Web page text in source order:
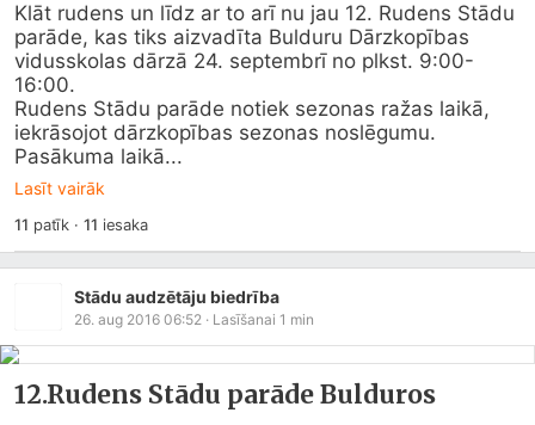
Klāt rudens un līdz ar to arī nu jau 12. Rudens Stādu
parāde, kas tiks aizvadīta Bulduru Dārzkopības
vidusskolas dārzā 24. septembrī no plkst. 9:00-
16:00.
Rudens Stādu parāde notiek sezonas ražas laikā,
iekrāsojot dārzkopības sezonas noslēgumu.
Pasākuma laikā...
Lasīt vairāk
11 patīk · 11 iesaka
Stādu audzētāju biedrība
26. aug 2016 06:52 · Lasīšanai 1 min
12.Rudens Stādu parāde Bulduros